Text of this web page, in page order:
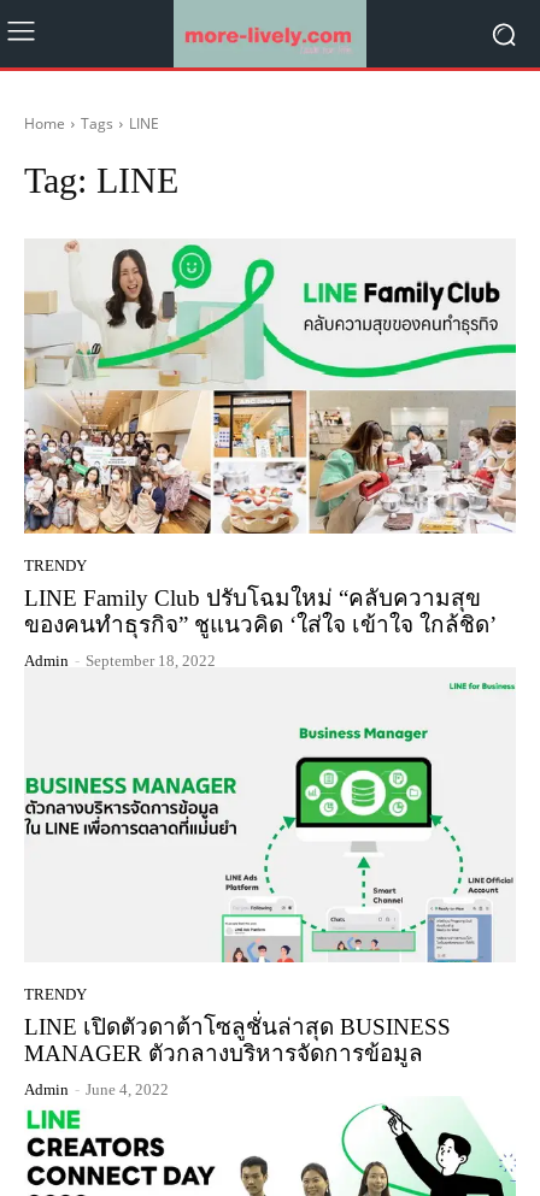
Home Tags LINE
Tag: LINE
TRENDY
LINE Family Club ปรับโฉมใหม่ “คลับความสุข
ของคนทำธุรกิจ” ชูแนวคิด ‘ใส่ใจ เข้าใจ ใกล้ชิด’
Admin - September 18, 2022
TRENDY
LINE เปิดตัวดาต้าโซลูชั่นล่าสุด BUSINESS
MANAGER ตัวกลางบริหารจัดการข้อมูล
Admin - June 4, 2022